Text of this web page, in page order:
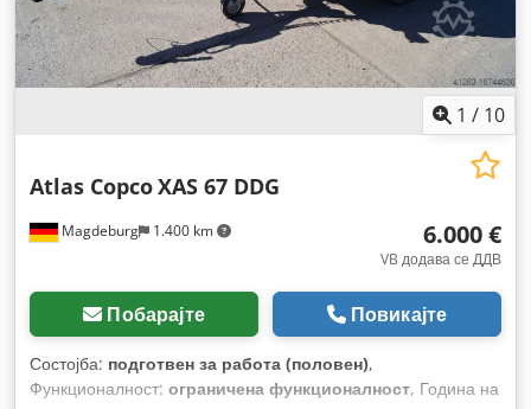
1 / 10
Magdeburg 1.400 km
Atlas CopcoXAS 67 DDG
6.000 €
VB додава се ДДВ
Побарајте Повикајте
Состојба: подготвен за работа (половен),
Функционалност: ограничена функционалност, Година на